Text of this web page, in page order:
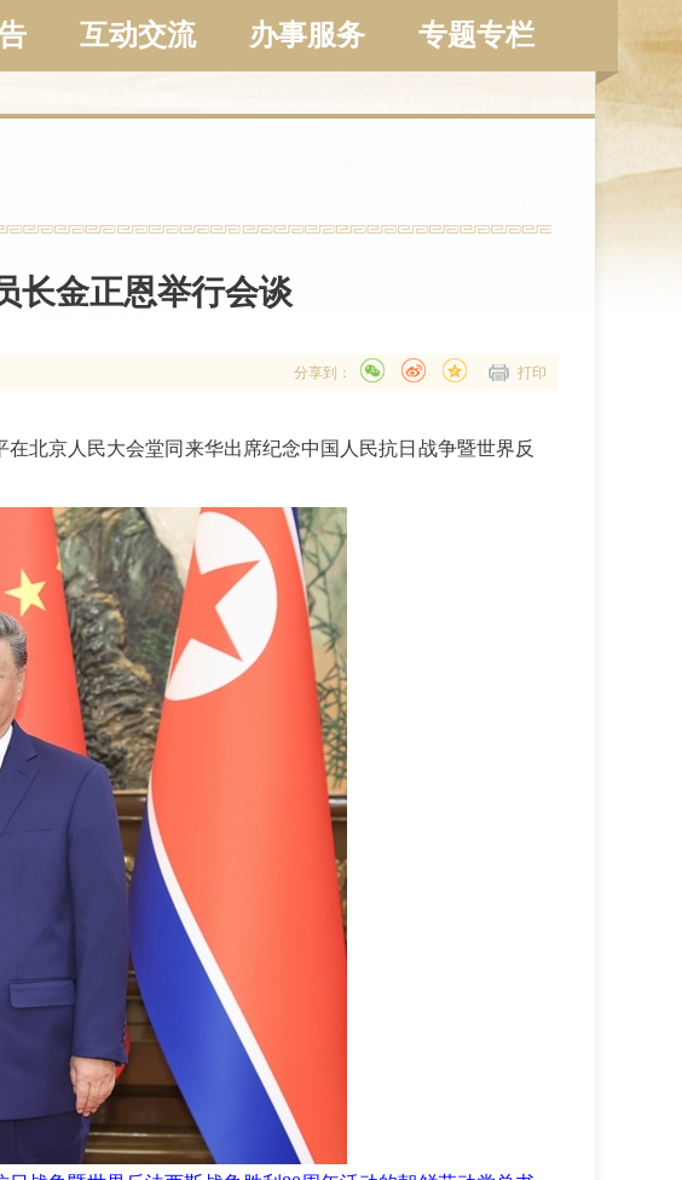
互动交流 办事服务 专题专栏
长金正恩举行会谈
打印
分享到：
北京人民大会堂同来华出席纪念中国人民抗日战争暨世界反